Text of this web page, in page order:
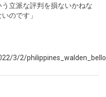
立派な評判を損ないかねな
のです」
3/2/